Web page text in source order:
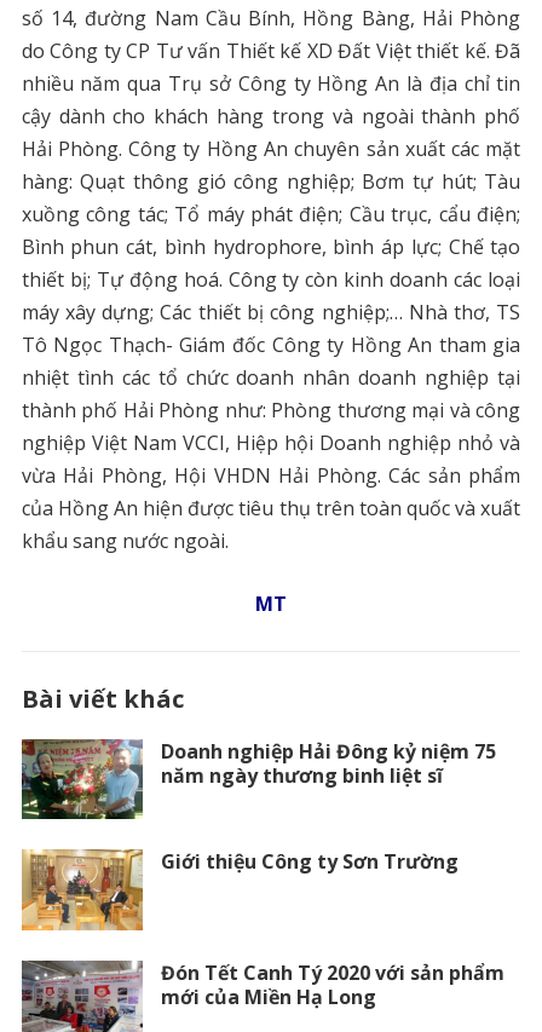
số 14, đường Nam Cầu Bính, Hồng Bàng, Hải Phòng
do Công ty CP Tư vấn Thiết kế XD Đất Việt thiết kế. Đã
nhiều năm qua Trụ sở Công ty Hồng An là địa chỉ tin
cậy dành cho khách hàng trong và ngoài thành phố
Hải Phòng. Công ty Hồng An chuyên sản xuất các mặt
hàng: Quạt thông gió công nghiệp; Bơm tự hút; Tàu
xuồng công tác; Tổ máy phát điện; Cầu trục, cẩu điện;
Bình phun cát, bình hydrophore, bình áp lực; Chế tạo
thiết bị; Tự động hoá. Công ty còn kinh doanh các loại
máy xây dựng; Các thiết bị công nghiệp;… Nhà thơ, TS
Tô Ngọc Thạch- Giám đốc Công ty Hồng An tham gia
nhiệt tình các tổ chức doanh nhân doanh nghiệp tại
thành phố Hải Phòng như: Phòng thương mại và công
nghiệp Việt Nam VCCI, Hiệp hội Doanh nghiệp nhỏ và
vừa Hải Phòng, Hội VHDN Hải Phòng. Các sản phẩm
của Hồng An hiện được tiêu thụ trên toàn quốc và xuất
khẩu sang nước ngoài.
MT
Bài viết khác
Doanh nghiệp Hải Đông kỷ niệm 75
năm ngày thương binh liệt sĩ
Giới thiệu Công ty Sơn Trường
Đón Tết Canh Tý 2020 với sản phẩm
mới của Miền Hạ Long